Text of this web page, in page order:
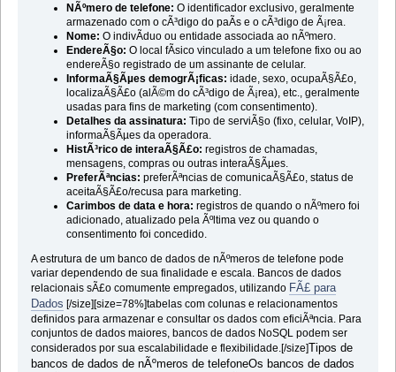
NÃºmero de telefone: O identificador exclusivo, geralmente
armazenado com o cÃ³digo do paÃ­s e o cÃ³digo de Ã¡rea.
Nome: O indivÃ­duo ou entidade associada ao nÃºmero.
EndereÃ§o: O local fÃ­sico vinculado a um telefone fixo ou ao
endereÃ§o registrado de um assinante de celular.
InformaÃ§Ãµes demogrÃ¡ficas: idade, sexo, ocupaÃ§Ã£o,
localizaÃ§Ã£o (alÃ©m do cÃ³digo de Ã¡rea), etc., geralmente
usadas para fins de marketing (com consentimento).
Detalhes da assinatura: Tipo de serviÃ§o (fixo, celular, VoIP),
informaÃ§Ãµes da operadora.
HistÃ³rico de interaÃ§Ã£o: registros de chamadas,
mensagens, compras ou outras interaÃ§Ãµes.
PreferÃªncias: preferÃªncias de comunicaÃ§Ã£o, status de
aceitaÃ§Ã£o/recusa para marketing.
Carimbos de data e hora: registros de quando o nÃºmero foi
adicionado, atualizado pela Ãºltima vez ou quando o
consentimento foi concedido.
A estrutura de um banco de dados de nÃºmeros de telefone pode
variar dependendo de sua finalidade e escala. Bancos de dados
relacionais sÃ£o comumente empregados, utilizando FÃ£ para
Dados [/size][size=78%]tabelas com colunas e relacionamentos
definidos para armazenar e consultar os dados com eficiÃªncia. Para
conjuntos de dados maiores, bancos de dados NoSQL podem ser
considerados por sua escalabilidade e flexibilidade.[/size]Tipos de
bancos de dados de nÃºmeros de telefoneOs bancos de dados